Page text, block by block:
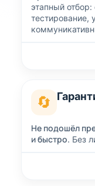
этапный
тестирование,
🔄
Не подошёл
и быстро. Без